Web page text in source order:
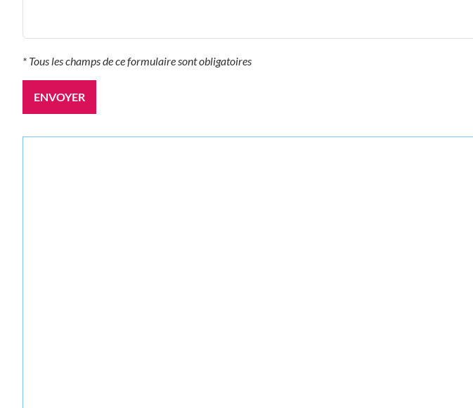
* Tous les champs de ce formulaire sont obligatoires